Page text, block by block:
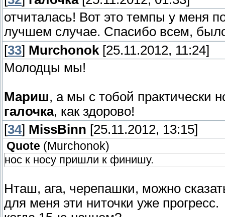
отчиталась! Вот это темпы у меня
лучшем случае. Спасибо всем,
[33] Murchonok [25.11.2012, 11:24]
Молодцы мы!
Мариш, а мы с тобой практически
галочка, как здорово!
[34] MissBinn [25.11.2012, 13:15]
Quote (Murchonok)
нос к носу пришли к финишу.
Нташ, ага, черепашки, можно
для меня эти ниточки уже прогресс.